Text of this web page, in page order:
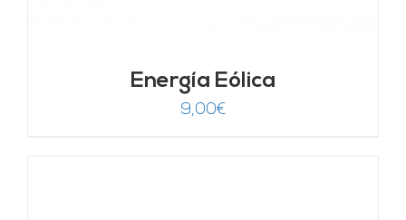
Energía Eólica
9,00€